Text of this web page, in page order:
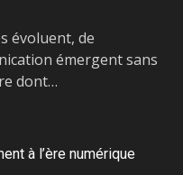
évoluent, de
émergent sans
dont…
à l’ère numérique